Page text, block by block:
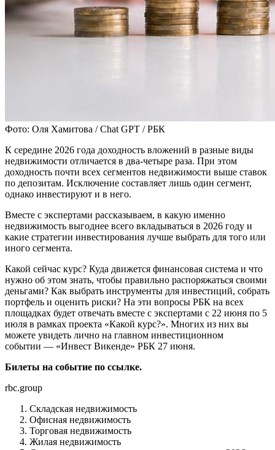
Фото: Оля Хамитова / Chat GPT / РБК
К середине 2026 года доходность вложений в разные виды
недвижимости отличается в два-четыре раза. При этом
доходность почти всех сегментов недвижимости выше ставок
по депозитам. Исключение составляет лишь один сегмент,
однако инвестируют и в него.
Вместе с экспертами рассказываем, в какую именно
недвижимость выгоднее всего вкладываться в 2026 году и
какие стратегии инвестирования лучше выбрать для того или
иного сегмента.
Какой сейчас курс? Куда движется финансовая система и что
нужно об этом знать, чтобы правильно распоряжаться своими
деньгами? Как выбрать инструменты для инвестиций, собрать
портфель и оценить риски? На эти вопросы РБК на всех
площадках будет отвечать вместе с экспертами с 22 июня по 5
июля в рамках проекта «Какой курс?». Многих из них вы
можете увидеть лично на главном инвестиционном
событии — «Инвест Викенде» РБК 27 июня.
Билеты на событие по ссылке.
rbc.group
Складская недвижимость
Офисная недвижимость
Торговая недвижимость
Жилая недвижимость